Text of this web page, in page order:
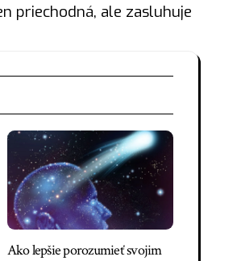
priechodná, ale zasluhuje
Ako lepšie porozumieť svojim